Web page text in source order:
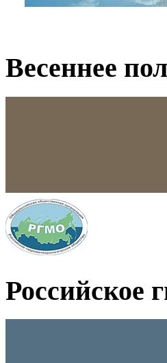
Весеннее
Российское